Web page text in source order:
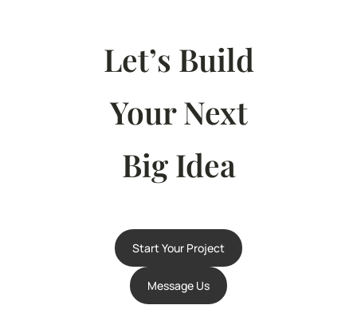
Let’s Build
Your Next
Big Idea
Start Your Project
Message Us